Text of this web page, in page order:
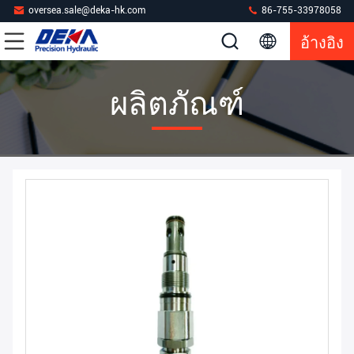
oversea.sale@deka-hk.com 86-755-33978058
อ้างอิง
ผลิตภัณฑ์